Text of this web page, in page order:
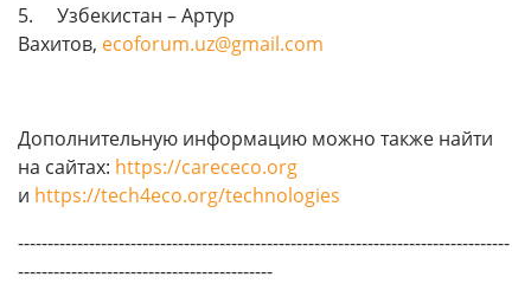
5. Узбекистан – Артур
Вахитов, ecoforum.uz@gmail.com
Дополнительную информацию можно также найти
на сайтах: https://carececo.org
и https://tech4eco.org/technologies
-----------------------------------------------------------------------------------
-------------------------------------------